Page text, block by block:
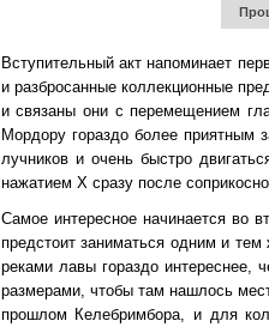
Вступительный акт напоминает
и разбросанные коллекционные
и связаны они с перемещением
Мордору гораздо более приятным
лучников и очень быстро
нажатием Х сразу после
Самое интересное начинается во
предстоит заниматься одним и
реками лавы гораздо интереснее,
размерами, чтобы там нашлось
прошлом Келебримбора, и для